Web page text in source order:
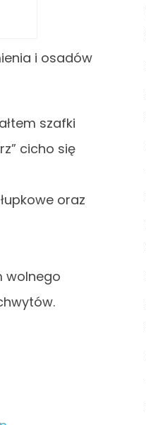
i osadów
szafki
cicho się
oraz
wolnego